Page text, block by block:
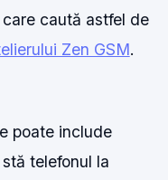
caută astfel de
Zen GSM.
poate include
telefonul la